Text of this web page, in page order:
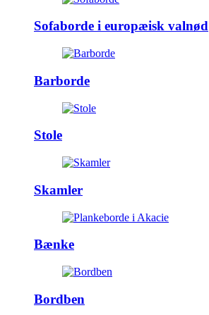
Sofaborde i europæisk valnød
Barborde
Stole
Skamler
Bænke
Bordben